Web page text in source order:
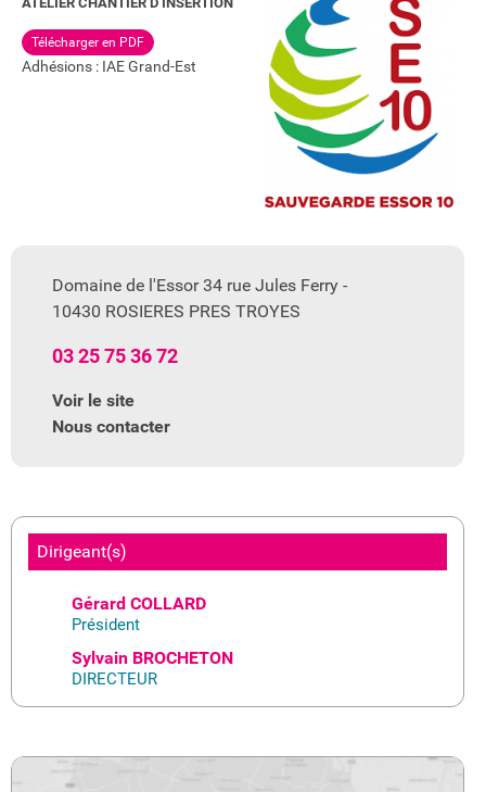
Télécharger en PDF
Adhésions : IAE Grand-Est
Domaine de l'Essor 34 rue Jules Ferry -
10430 ROSIERES PRES TROYES
03 25 75 36 72
Voir le site
Nous contacter
Dirigeant(s)
Gérard COLLARD
Président
Sylvain BROCHETON
DIRECTEUR